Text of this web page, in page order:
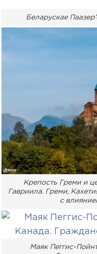
Беларускае
Крепость Греми и
Гавриила. Греми,
с
Маяк Пеггис-